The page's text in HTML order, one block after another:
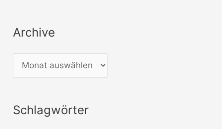
Archive
r
h
Schlagwörter